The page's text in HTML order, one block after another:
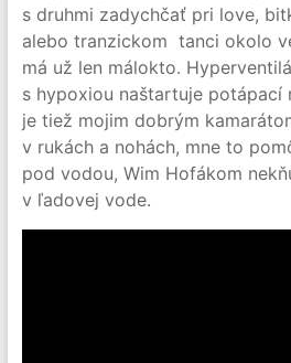
s druhmi zadychčať pri love,
alebo tranzickom tanci okolo
má už len málokto.
s hypoxiou naštartuje
je tiež mojim dobrým
v rukách a nohách, mne to
pod vodou, Wim Hofákom
v ľadovej vode.